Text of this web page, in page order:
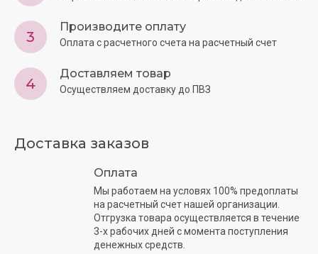
3
Производите оплату
Оплата с расчетного счета на расчетный счет
4
Доставляем товар
Осуществляем доставку до ПВЗ
Доставка заказов
Оплата
Мы работаем на условях 100% предоплаты
на расчетный счет нашей организации.
Отгрузка товара осуществляется в течение
3-х рабочих дней с момента поступления
денежных средств.